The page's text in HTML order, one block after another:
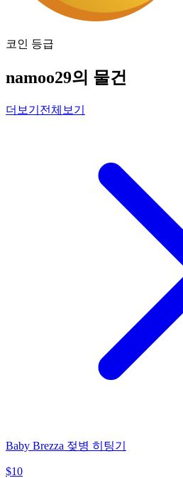
코인 등급
namoo29의 물건
더보기 전체보기
Baby Brezza 젖병 히팅기
$10